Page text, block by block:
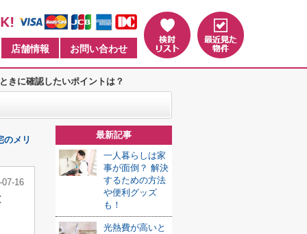
店舗情報 お問い合わせ
きに確認したいポイントは？
のメリ
07-16
最新記事
一人暮らしは家
事が面倒？ 解決
するための方法
や便利グッズ
も！
光熱費が高いと